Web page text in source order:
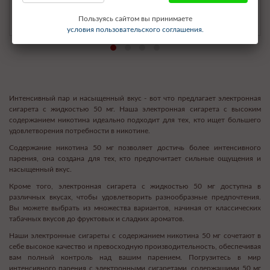
✓ В наличии ✓ В наличии
292 р.
Интенсивный пар и насыщенный вкус - вот что предлагает электронная
сигарета с жидкостью 50 мг. Наша электронная сигарета с высоким
содержанием никотина идеально подходит для тех, кто ищет большего
удовлетворения потребности в никотине.
Содержание никотина 50 мг позволяет достичь более интенсивного
парения, она создана для тех, кто предпочитает сильные ощущения и
насыщенный вкус.
Кроме того, электронная сигарета с жидкостью 50 мг доступна в
различных вкусах, чтобы удовлетворить разнообразные предпочтения.
Вы можете выбрать из множества вариантов, начиная от классических
табачных вкусов до фруктовых и сладких ароматов.
Наши электронные сигареты с содержанием никотина 50 мг сочетают в
себе высокое качество и превосходную производительность, обеспечивая
вам полный контроль над вашим парением. Погрузитесь в мир
интенсивного парения с электронными сигаретами, содержащими 50 мг
Пользуясь сайтом вы принимаете
условия пользовательского соглашения.